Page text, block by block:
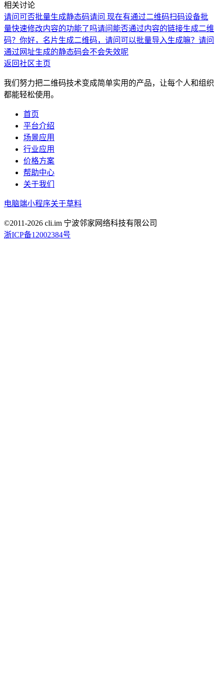
相关讨论
请问可否批量生成静态码请问 现在有通过二维码扫码设备批
量快速修改内容的功能了吗请问能否通过内容的链接生成二维
码？ 你好，名片生成二维码，请问可以批量导入生成嘛？ 请问
通过网址生成的静态码会不会失效呢
返回社区主页
我们努力把二维码技术变成简单实用的产品，让每个人和组织
都能轻松使用。
首页
平台介绍
场景应用
行业应用
价格方案
帮助中心
关于我们
电脑端小程序关于草料
©2011-2026 cli.im 宁波邻家网络科技有限公司
浙ICP备12002384号